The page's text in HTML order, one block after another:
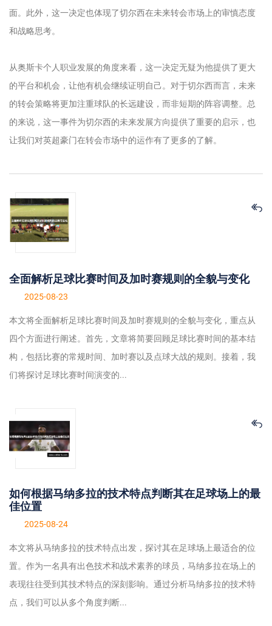
面。此外，这一决定也体现了切尔西在未来转会市场上的审慎态度
和战略思考。
从奥斯卡个人职业发展的角度来看，这一决定无疑为他提供了更大
的平台和机会，让他有机会继续证明自己。对于切尔西而言，未来
的转会策略将更加注重球队的长远建设，而非短期的阵容调整。总
的来说，这一事件为切尔西的未来发展方向提供了重要的启示，也
让我们对英超豪门在转会市场中的运作有了更多的了解。
全面解析足球比赛时间及加时赛规则的全貌与变化
2025-08-23
本文将全面解析足球比赛时间及加时赛规则的全貌与变化，重点从
四个方面进行阐述。首先，文章将简要回顾足球比赛时间的基本结
构，包括比赛的常规时间、加时赛以及点球大战的规则。接着，我
们将探讨足球比赛时间演变的...
如何根据马纳多拉的技术特点判断其在足球场上的最
佳位置
2025-08-24
本文将从马纳多拉的技术特点出发，探讨其在足球场上最适合的位
置。作为一名具有出色技术和战术素养的球员，马纳多拉在场上的
表现往往受到其技术特点的深刻影响。通过分析马纳多拉的技术特
点，我们可以从多个角度判断...